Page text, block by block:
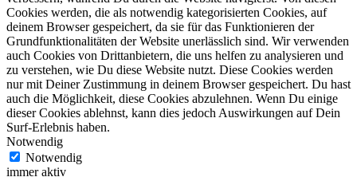
Cookies werden, die als notwendig kategorisierten Cookies, auf
deinem Browser gespeichert, da sie für das Funktionieren der
Grundfunktionalitäten der Website unerlässlich sind. Wir verwenden
auch Cookies von Drittanbietern, die uns helfen zu analysieren und
zu verstehen, wie Du diese Website nutzt. Diese Cookies werden
nur mit Deiner Zustimmung in deinem Browser gespeichert. Du hast
auch die Möglichkeit, diese Cookies abzulehnen. Wenn Du einige
dieser Cookies ablehnst, kann dies jedoch Auswirkungen auf Dein
Surf-Erlebnis haben.
Notwendig
Notwendig
immer aktiv